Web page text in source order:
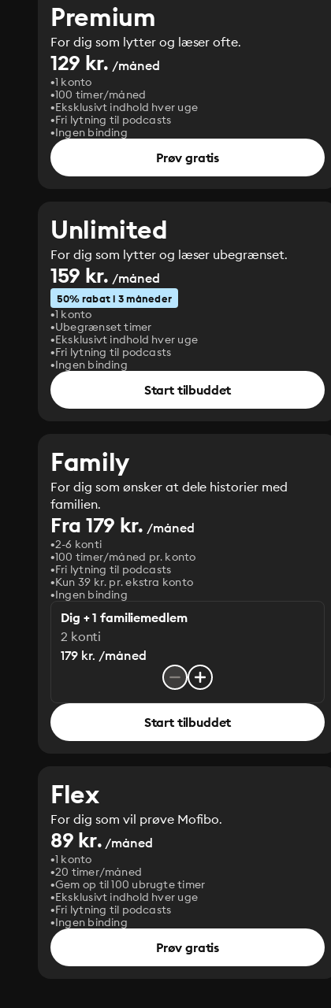
Premium
For dig som lytter og læser ofte.
129 kr. /måned
1 konto
100 timer/måned
Eksklusivt indhold hver uge
Fri lytning til podcasts
Ingen binding
Prøv gratis
Unlimited
For dig som lytter og læser ubegrænset.
159 kr. /måned
50% rabat i 3 måneder
1 konto
Ubegrænset timer
Eksklusivt indhold hver uge
Fri lytning til podcasts
Ingen binding
Start tilbuddet
Family
For dig som ønsker at dele historier med
familien.
Fra 179 kr. /måned
2-6 konti
100 timer/måned pr. konto
Fri lytning til podcasts
Kun 39 kr. pr. ekstra konto
Ingen binding
Dig + 1 familiemedlem
2 konti
179 kr. /måned
Start tilbuddet
Flex
For dig som vil prøve Mofibo.
89 kr. /måned
1 konto
20 timer/måned
Gem op til 100 ubrugte timer
Eksklusivt indhold hver uge
Fri lytning til podcasts
Ingen binding
Prøv gratis